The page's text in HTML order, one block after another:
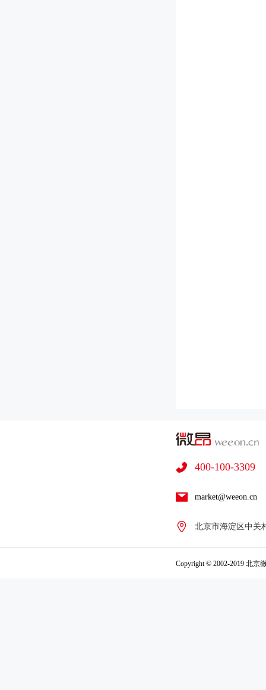
400-100-3309
market@weeon.cn
北京市海淀区中关
Copyright © 2002-2019 北京